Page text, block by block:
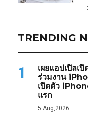
TRENDING
1
เผยแอปเปิลเ
ร่วมงาน
เปิดตัว
แรก
5 Aug,2026